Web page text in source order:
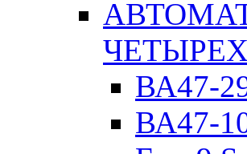
ВА47-
ВА47-